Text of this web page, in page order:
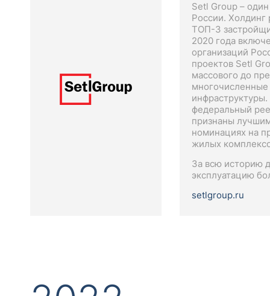
Setl Group –
России. Холдинг
ТОП-3
2020 года
организаций
проектов Setl
массового до
федеральный
признаны
номинациях на
жилых
За всю историю
эксплуатацию
setlgroup.ru